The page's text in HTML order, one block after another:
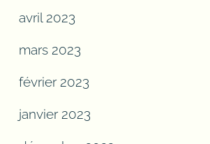
avril 2023
mars 2023
février 2023
janvier 2023